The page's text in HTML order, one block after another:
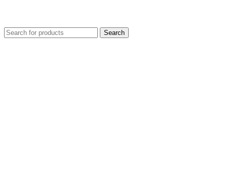
Search